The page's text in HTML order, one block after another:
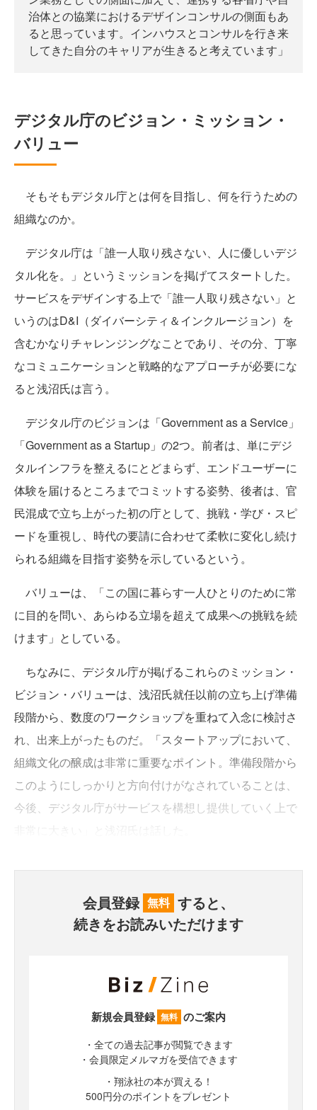
治体との協業におけるデザインコンサルの側面もあ
ると思っています。インハウスとコンサルを行き来
してきた自分のキャリアが生きると考えています」
デジタル庁のビジョン・ミッション・
バリュー
そもそもデジタル庁とは何を目指し、何を行うための
組織なのか。
デジタル庁は「誰一人取り残さない、人に優しいデジ
タル化を。」というミッションを掲げてスタートした。
サービスをデザインする上で「誰一人取り残さない」と
いうのはD&I（ダイバーシティ＆インクルージョン）を
含むかなりチャレンジングなことであり、その分、丁寧
なコミュニケーションと戦略的なアプローチが必要にな
ると浅沼氏は言う。
デジタル庁のビジョンは「Government as a Service」
「Government as a Startup」の2つ。前者は、単にデジ
タルインフラを整えるにとどまらず、エンドユーザーに
体験を届けるところまでコミットする姿勢、後者は、官
民混成で立ち上がった初の庁として、挑戦・学び・スピ
ードを重視し、時代の要請に合わせて柔軟に変化し続け
られる組織を目指す姿勢を示しているという。
バリューは、「この国に暮らす一人ひとりのために常
に目的を問い、あらゆる立場を超えて成果への挑戦を続
けます」としている。
ちなみに、デジタル庁が掲げるこれらのミッション・
ビジョン・バリューは、浅沼氏就任以前の立ち上げ準備
段階から、数度のワークショップを重ねて入念に検討さ
れ、出来上がったものだ。「スタートアップにおいて、
組織文化の醸成は非常に重要なポイント。準備段階から
このようにしっかりと方向付けがなされていることは、
今後、デジタル庁がサービスを構想し提供していく上で
会員登録 無料 すると、
続きをお読みいただけます
新規会員登録 無料 のご案内
・全ての過去記事が閲覧できます
・会員限定メルマガを受信できます
・翔泳社の本が買える！
500円分のポイントをプレゼント